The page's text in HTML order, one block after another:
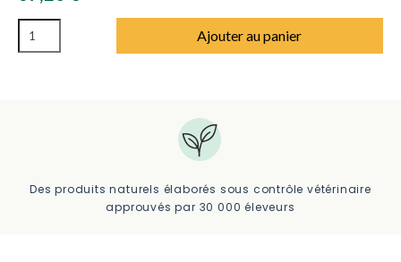
Ajouter au panier
Des produits naturels élaborés sous contrôle vétérinaire
approuvés par 30 000 éleveurs